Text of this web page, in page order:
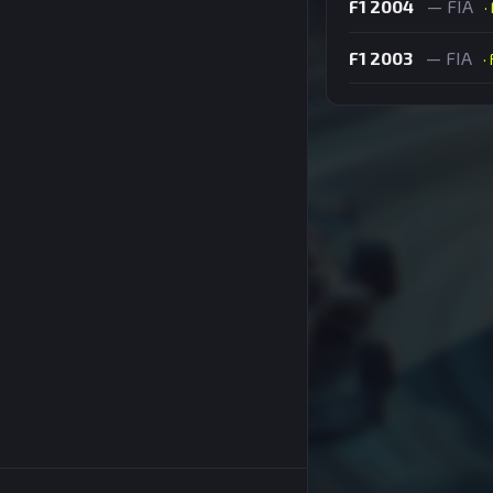
F1 2004 — FIA
F1 2003 — FIA